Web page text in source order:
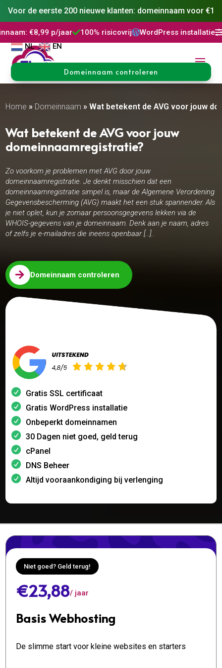
Voor de eerste 200 nieuwe klanten: domeinnaam voor €1
p/jaar100% risicovrijWordPress installatieDNS Beheer
NL EN
Domeinnaam controleren
Home » Domeinnaam »Wat betekent de AVG voor jouw
Wat betekent de AVG voor jouw
domeinnaamregistratie?
Zo voorkom je problemen met AVG door jouw
domeinnaamregistratie. Je denkt misschien dat een
domeinnaamregistratie simpel is, maar de Algemene Verordening
Gegevensbescherming (AVG) maakt het een stuk spannender. Als
je niet oplet, kun je zomaar persoonsgegevens lekken via de
WHOIS-gegevens van je domeinnaam. Denk aan je naam, adres
of zelfs je e-mailadres die ineens openbaar […]..
 Domeinnaam controleren
Gratis SSL certificaat
Gratis WordPress installatie
Onbeperkt domeinnamen
30 Dagen niet goed, geld terug
cPanel
DNS Beheer
Altijd vooraankondiging bij verlenging
Niet goed? Geld terug!
€23,88/ jaar
Basis Webhosting
De slimme start voor kleine websites en starters